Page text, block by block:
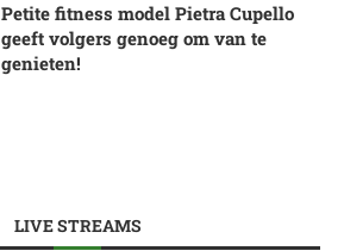
Petite fitness model Pietra Cupello
geeft volgers genoeg om van te
genieten!
LIVE STREAMS